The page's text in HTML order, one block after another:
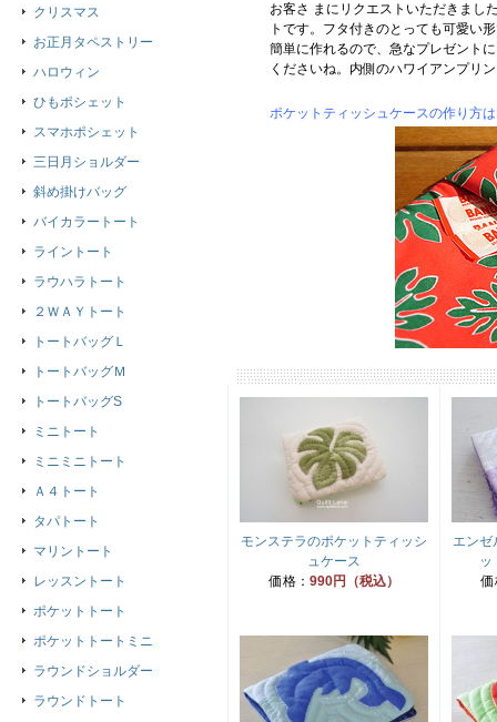
お客さ まにリクエストいただきまし
トです。フタ付きのとっても可愛い
簡単に作れるので、急なプレゼント
くださいね。内側のハワイアンプリ
ポケットティッシュケースの作り方
モンステラのポケットティッシ
ュケース
価格： 990円（税込）
エンゼ
ッ
価
クリスマス
お正月タペストリー
ハロウィン
ひもポシェット
スマホポシェット
三日月ショルダー
斜め掛けバッグ
バイカラートート
ライントート
ラウハラトート
２ＷＡＹトート
トートバッグＬ
トートバッグＭ
トートバッグS
ミニトート
ミニミニトート
Ａ４トート
タパトート
マリントート
レッスントート
ポケットトート
ポケットトートミニ
ラウンドショルダー
ラウンドトート